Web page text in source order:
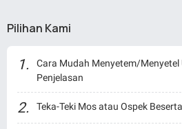
Pilihan Kami
Cara Mudah Menyetem/Menyetel
Penjelasan
Teka-Teki Mos atau Ospek